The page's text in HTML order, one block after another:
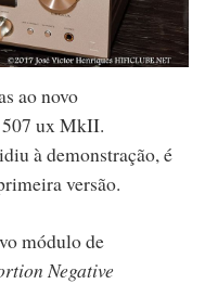
ao novo
ux MkII.
à demonstração, é
versão.
módulo de
Negative